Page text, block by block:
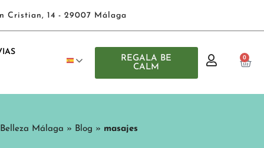
Cristian, 14 - 29007 Málaga
REGALA BE
CALM
0
Málaga » Blog » masajes